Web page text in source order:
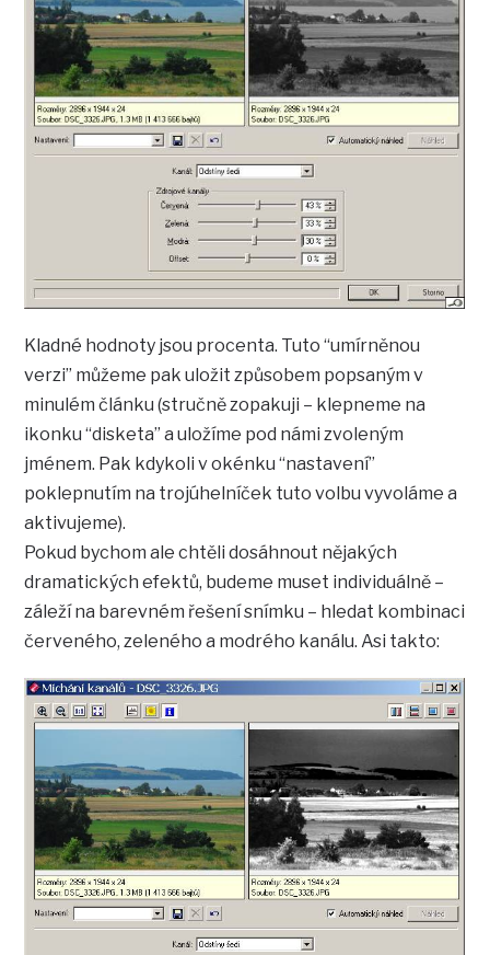
Kladné hodnoty jsou procenta. Tuto “umírněnou
verzi” můžeme pak uložit způsobem popsaným v
minulém článku (stručně zopakuji – klepneme na
ikonku “disketa” a uložíme pod námi zvoleným
jménem. Pak kdykoli v okénku “nastavení”
poklepnutím na trojúhelníček tuto volbu vyvoláme a
aktivujeme).
Pokud bychom ale chtěli dosáhnout nějakých
dramatických efektů, budeme muset individuálně –
záleží na barevném řešení snímku – hledat kombinaci
červeného, zeleného a modrého kanálu. Asi takto: